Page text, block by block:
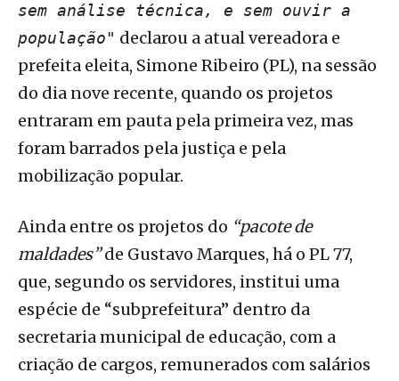
sem análise técnica, e sem ouvir a
população" declarou a atual vereadora e
prefeita eleita, Simone Ribeiro (PL), na sessão
do dia nove recente, quando os projetos
entraram em pauta pela primeira vez, mas
foram barrados pela justiça e pela
mobilização popular.
Ainda entre os projetos do “pacote de
maldades”de Gustavo Marques, há o PL 77,
que, segundo os servidores, institui uma
espécie de “subprefeitura” dentro da
secretaria municipal de educação, com a
criação de cargos, remunerados com salários